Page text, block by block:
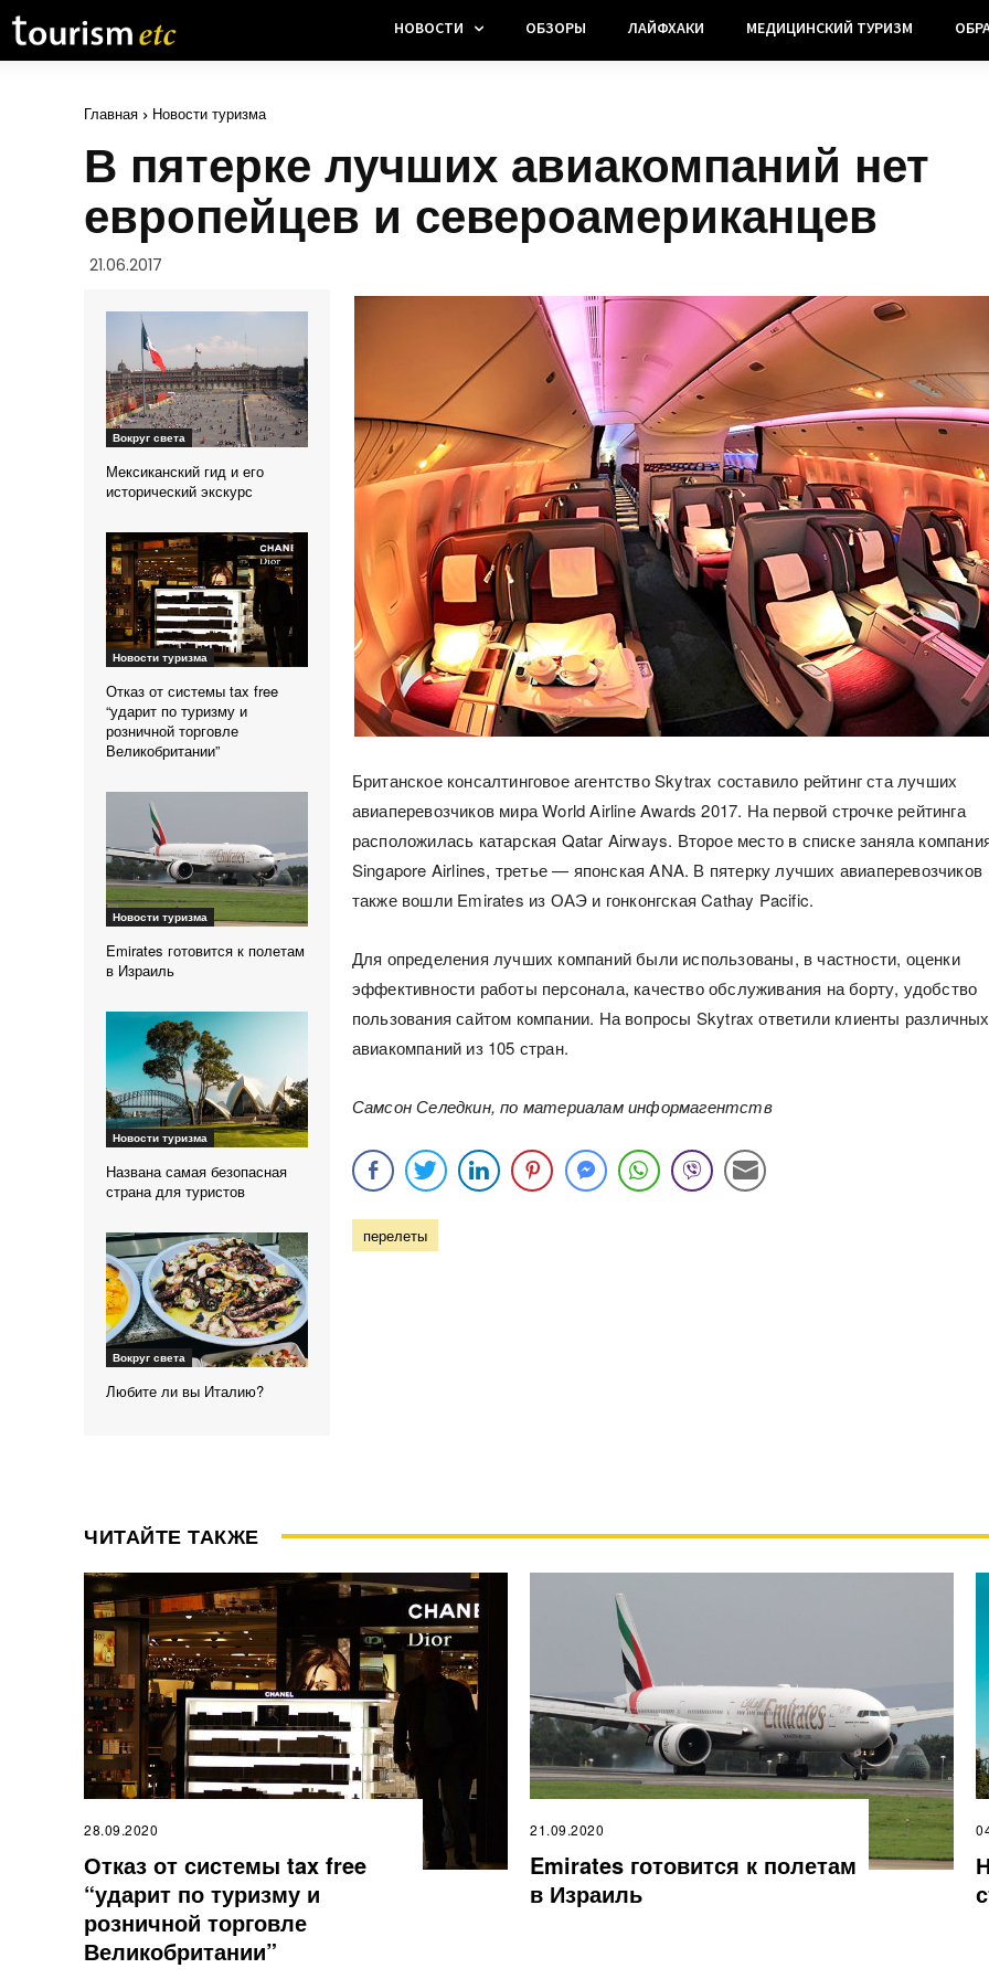
НОВОСТИ ОБЗОРЫ ЛАЙФХАКИ МЕДИЦИНСКИЙ ТУРИЗМ
Главная Новости туризма
В пятерке лучших авиакомпаний нет
европейцев и североамериканцев
21.06.2017
Вокруг света
Мексиканский гид и его
исторический экскурс
Новости туризма
Отказ от системы tax free
“ударит по туризму и
розничной торговле
Великобритании”
Новости туризма
Emirates готовится к полетам
в Израиль
Новости туризма
Названа самая безопасная
страна для туристов
Вокруг света
Любите ли вы Италию?
Британское консалтинговое агентство Skytrax составило рейтинг ста лучших
авиаперевозчиков мира World Airline Awards 2017. На первой строчке рейтинга
расположилась катарская Qatar Airways. Второе место в списке заняла
Singapore Airlines, третье — японская ANA. В пятерку лучших авиаперевозчиков
также вошли Emirates из ОАЭ и гонконгская Cathay Pacific.
Для определения лучших компаний были использованы, в частности, оценки
эффективности работы персонала, качество обслуживания на борту, удобство
пользования сайтом компании. На вопросы Skytrax ответили клиенты различных
авиакомпаний из 105 стран.
Самсон Селедкин, по материалам информагентств
перелеты
ЧИТАЙТЕ ТАКЖЕ
28.09.2020
Отказ от системы tax free
“ударит по туризму и
розничной торговле
Великобритании”
21.09.2020
Emirates готовится к полетам
в Израиль